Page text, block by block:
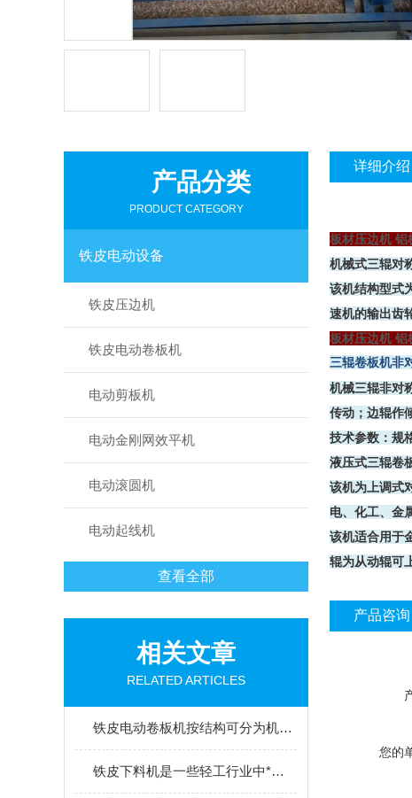
产品分类
PRODUCT CATEGORY
铁皮电动设备
铁皮压边机
铁皮电动卷板机
电动剪板机
电动金刚网效平机
电动滚圆机
电动起线机
查看全部
相关文章
RELATED ARTICLES
铁皮电动卷板机按结构可分为机械式和液压式两种
铁皮下料机是一些轻工行业中*设备
详细介绍
板材压边机 铝
机械式三辊对
该机结构型式
速机的输出齿
板材压边机 铝
三辊卷板机非
机械三辊非对
传动；边辊作
技术参数：规
液压式三辊卷
该机为上调式
电、化工、金
该机适合用于
辊为从动辊可
产品咨询
您的